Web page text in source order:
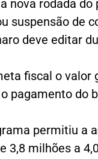
nova rodada
suspensão de
deve editar
fiscal o
pagamento
permitiu a
3,8 milhões a